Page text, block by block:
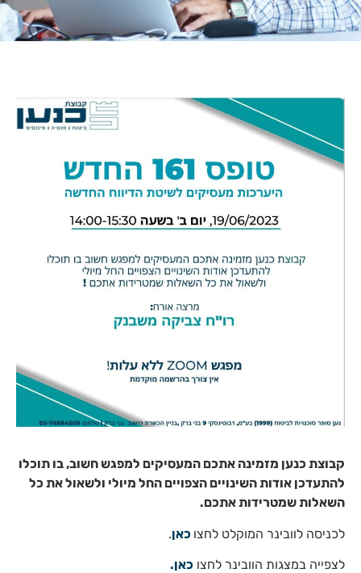
קבוצת כנען מזמינה אתכם המעסיקים למפגש חשוב, בו תוכלו
להתעדכן אודות השינויים הצפויים החל מיולי ולשאול את כל
השאלות שמטרידות אתכם.
לכניסה לוובינר המוקלט לחצו כאן.
לצפייה במצגות הוובינר לחצו כאן.